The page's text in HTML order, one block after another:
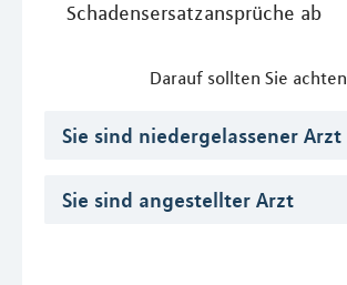
Schadensersatzansprüche ab
Darauf sollten Sie achten
Sie sind niedergelassener Arzt
Sie sind angestellter Arzt